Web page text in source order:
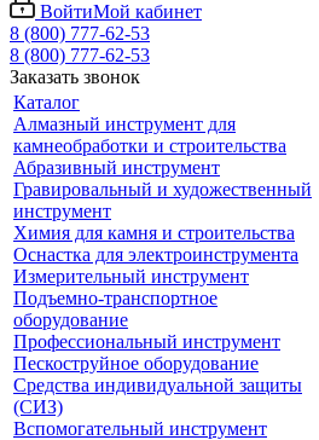
ВойтиМой кабинет
8 (800) 777-62-53
8 (800) 777-62-53
Заказать звонок
Каталог
Алмазный инструмент для
камнеобработки и строительства
Абразивный инструмент
Гравировальный и художественный
инструмент
Химия для камня и строительства
Оснастка для электроинструмента
Измерительный инструмент
Подъемно-транспортное
оборудование
Профессиональный инструмент
Пескоструйное оборудование
Средства индивидуальной защиты
(СИЗ)
Вспомогательный инструмент